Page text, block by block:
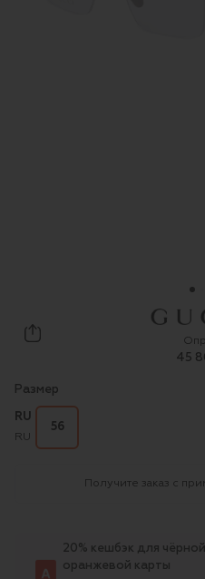
45
Размер
RU
RU
56
Получите заказ с
20% кешбэк для
оранжевой карты